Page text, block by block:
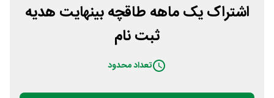
اشتراک یک ماهه طاقچه بینهایت هدیه
ثبت نام
تعداد محدود